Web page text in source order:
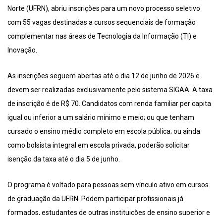
Norte (UFRN), abriu inscrições para um novo processo seletivo
com 55 vagas destinadas a cursos sequenciais de formação
complementar nas áreas de Tecnologia da Informação (TI) e
Inovação.
As inscrições seguem abertas até o dia 12 de junho de 2026 e
devem ser realizadas exclusivamente pelo sistema SIGAA. A taxa
de inscrição é de R$ 70. Candidatos com renda familiar per capita
igual ou inferior a um salário mínimo e meio; ou que tenham
cursado o ensino médio completo em escola pública; ou ainda
como bolsista integral em escola privada, poderão solicitar
isenção da taxa até o dia 5 de junho.
O programa é voltado para pessoas sem vínculo ativo em cursos
de graduação da UFRN. Podem participar profissionais já
formados, estudantes de outras instituições de ensino superior e